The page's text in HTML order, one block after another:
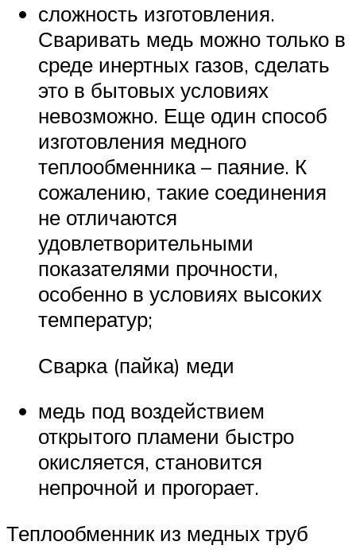
сложность изготовления.
Сваривать медь можно только в
среде инертных газов, сделать
это в бытовых условиях
невозможно. Еще один способ
изготовления медного
теплообменника – паяние. К
сожалению, такие соединения
не отличаются
удовлетворительными
показателями прочности,
особенно в условиях высоких
температур;
Сварка (пайка) меди
медь под воздействием
открытого пламени быстро
окисляется, становится
непрочной и прогорает.
Теплообменник из медных труб